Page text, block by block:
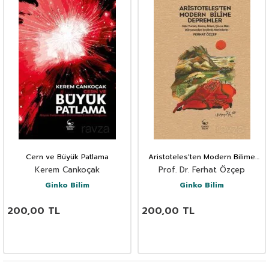
Cern ve Büyük Patlama
Kerem Cankoçak
Ginko Bilim
200,00 TL
Aristoteles'ten Modern Bilime
Depremler
Prof. Dr. Ferhat Özçep
Ginko Bilim
200,00 TL